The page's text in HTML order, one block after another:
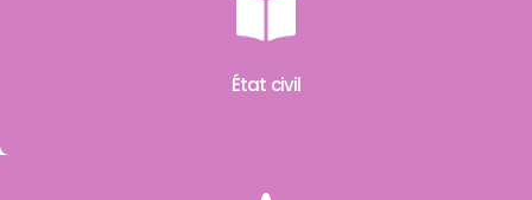
État civil